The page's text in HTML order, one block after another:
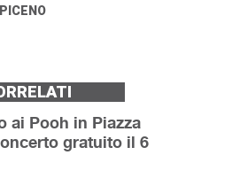
ai Pooh in Piazza
gratuito il 6